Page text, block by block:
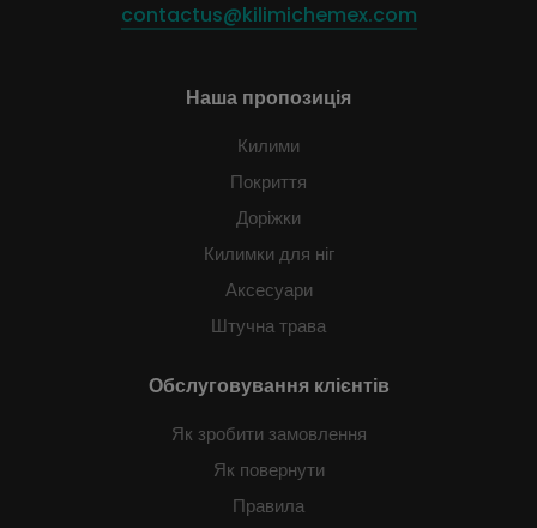
contactus@kilimichemex.com
Наша пропозиція
Килими
Покриття
Доріжки
Килимки для ніг
Аксесуари
Штучна трава
Обслуговування клієнтів
Як зробити замовлення
Як повернути
Правила